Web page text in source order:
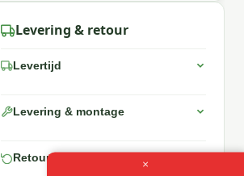
Levering & retour
Levertijd
Levering & montage
Retourneren ×